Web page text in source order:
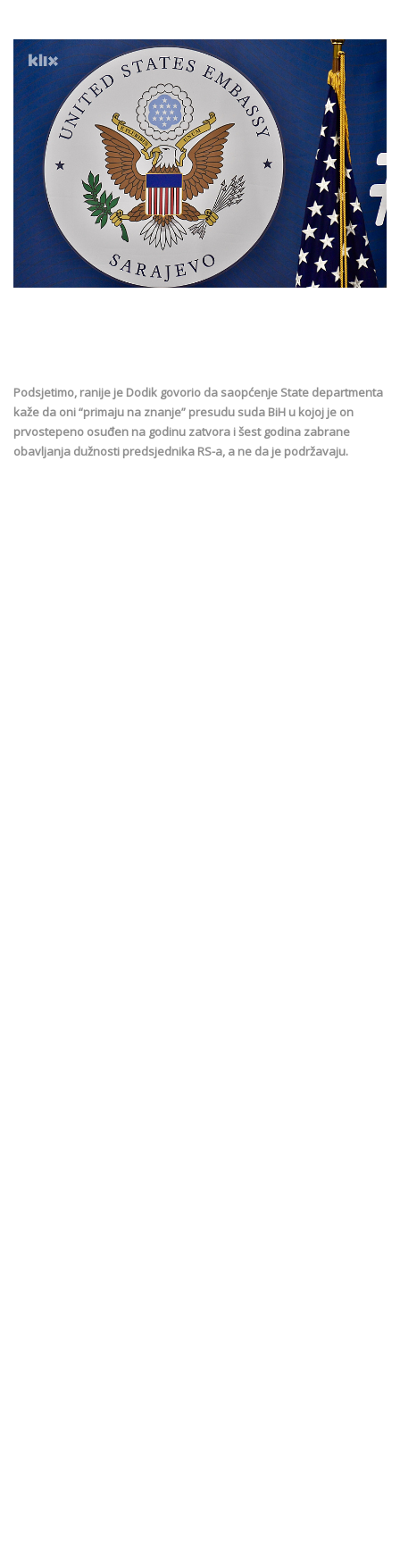
Podsjetimo, ranije je Dodik govorio da saopćenje State departmenta
kaže da oni “primaju na znanje” presudu suda BiH u kojoj je on
prvostepeno osuđen na godinu zatvora i šest godina zabrane
obavljanja dužnosti predsjednika RS-a, a ne da je podržavaju.